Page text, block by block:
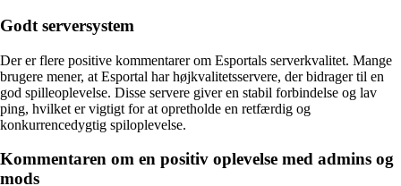
Godt serversystem
Der er flere positive kommentarer om Esportals serverkvalitet. Mange
brugere mener, at Esportal har højkvalitetsservere, der bidrager til en
god spilleoplevelse. Disse servere giver en stabil forbindelse og lav
ping, hvilket er vigtigt for at opretholde en retfærdig og
konkurrencedygtig spiloplevelse.
Kommentaren om en positiv oplevelse med admins og
mods